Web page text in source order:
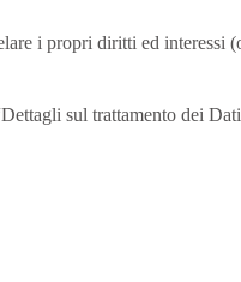
i propri diritti ed interessi
sul trattamento dei